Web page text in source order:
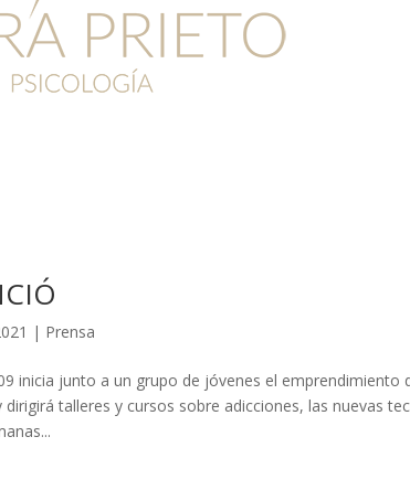
| Prensa
inicia junto a un grupo de jóvenes el emprendimiento
talleres y cursos sobre adicciones, las nuevas